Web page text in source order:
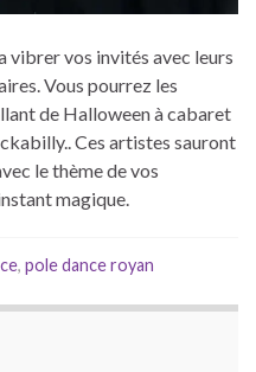
vibrer vos invités avec leurs
Vous pourrez les
de Halloween à cabaret
Ces artistes sauront
le thème de vos
magique.
, pole dance royan